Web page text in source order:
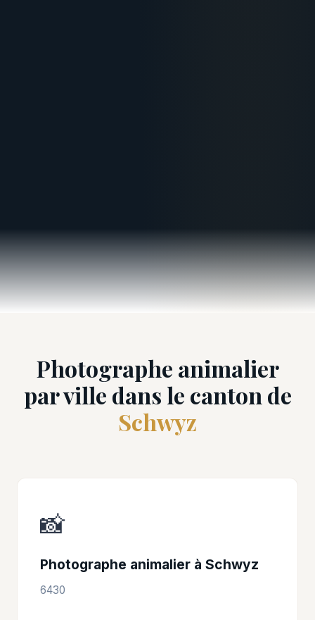
Photographe animalier
par ville dans le canton de
Schwyz
📸
Photographe animalier à Schwyz
6430